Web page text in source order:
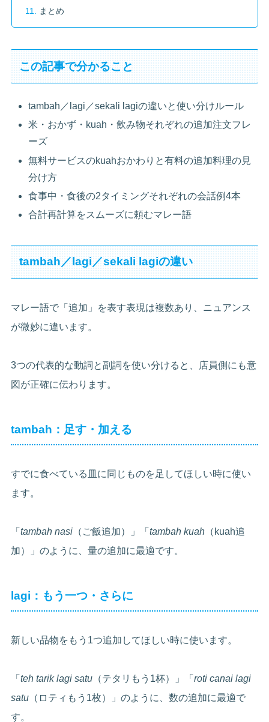
まとめ
この記事で分かること
tambah／lagi／sekali lagiの違いと使い分けルール
米・おかず・kuah・飲み物それぞれの追加注文フレ
ーズ
無料サービスのkuahおかわりと有料の追加料理の見
分け方
食事中・食後の2タイミングそれぞれの会話例4本
合計再計算をスムーズに頼むマレー語
tambah／lagi／sekali lagiの違い
マレー語で「追加」を表す表現は複数あり、ニュアンス
が微妙に違います。
3つの代表的な動詞と副詞を使い分けると、店員側にも意
図が正確に伝わります。
tambah：足す・加える
すでに食べている皿に同じものを足してほしい時に使い
ます。
「tambah nasi （ご飯追加）」「tambah kuah （kuah追
加）」のように、量の追加に最適です。
lagi：もう一つ・さらに
新しい品物をもう1つ追加してほしい時に使います。
「teh tarik lagi satu （テタリもう1杯）」「roti canai lagi
satu （ロティもう1枚）」のように、数の追加に最適で
す。